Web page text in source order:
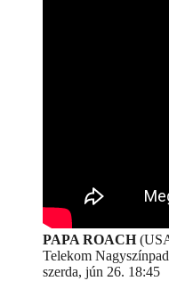
PAPA ROACH
Telekom Nagyszínpad
szerda, jún 26. 18:45